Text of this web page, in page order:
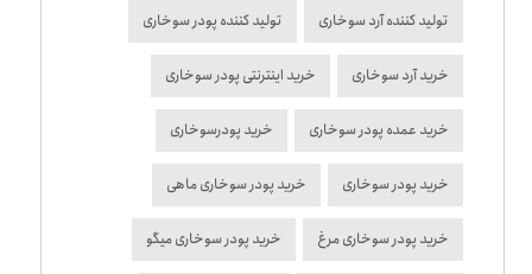
تولید کننده آرد سوخاری تولید کننده پودر سوخاری
خرید آرد سوخاری خرید اینترنتی پودر سوخاری
خرید عمده پودر سوخاری خرید پودرسوخاری
خرید پودر سوخاری خرید پودر سوخاری ماهی
خرید پودر سوخاری مرغ خرید پودر سوخاری میگو